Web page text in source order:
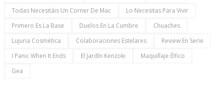
Todas Necesitáis Un Corner De Mac
Lo Necesitas Para Vivir
Primero Es La Base
Duelos En La Cumbre
Chuaches
Lujuria Cosmética
Colaboraciones Estelares
Review En Serie
I Panic When It Ends
El Jardín Kenzoki
Maquillaje Élfico
Gea